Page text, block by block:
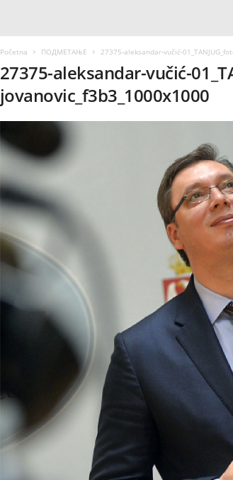
Početna ПОДМЕТАЊЕ 27375-aleksandar-vučić-
27375-aleksandar-vučić-
jovanovic_f3b3_1000x1000